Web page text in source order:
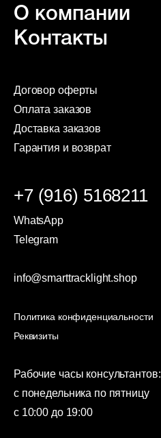
О компании
Контакты
Договор оферты
Оплата заказов
Доставка заказов
Гарантия и возврат
+7 (916) 5168211
WhatsApp
Telegram
info@smarttracklight.shop
Политика конфиденциальности
Реквизиты
Рабочие часы консультантов:
с понедельника по пятницу
с 10:00 до 19:00